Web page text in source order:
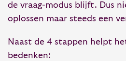
de vraag-modus blijft. Dus
oplossen maar steeds een
Naast de 4 stappen helpt
bedenken: